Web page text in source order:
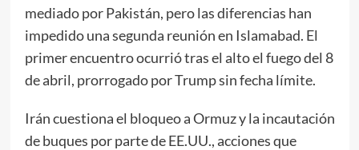
mediado por Pakistán, pero las diferencias han
impedido una segunda reunión en Islamabad. El
primer encuentro ocurrió tras el alto el fuego del 8
de abril, prorrogado por Trump sin fecha límite.
Irán cuestiona el bloqueo a Ormuz y la incautación
de buques por parte de EE.UU., acciones que